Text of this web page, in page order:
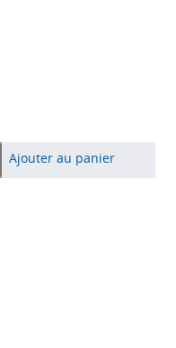
Ajouter au panier